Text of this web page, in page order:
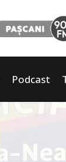
Podcast